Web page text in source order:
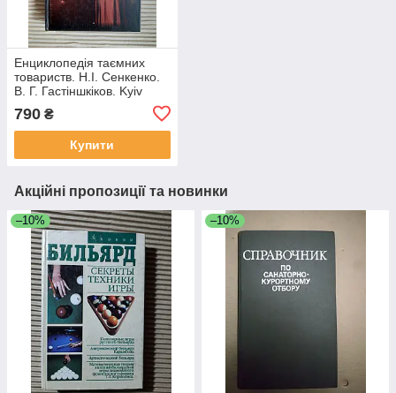
Енциклопедія таємних
товариств. Н.І. Сенкенко.
В. Г. Гастіншкіков. Kyiv
790 ₴
Купити
Акційні пропозиції та новинки
–10% –10%